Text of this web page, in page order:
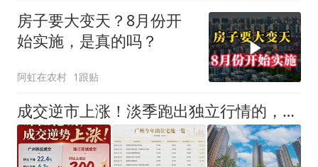
房子要大变天？8月份开
始实施，是真的吗？
阿虹在农村 1跟贴
成交逆市上涨！淡季跑出独立行情的，凭什么是珠江花城？